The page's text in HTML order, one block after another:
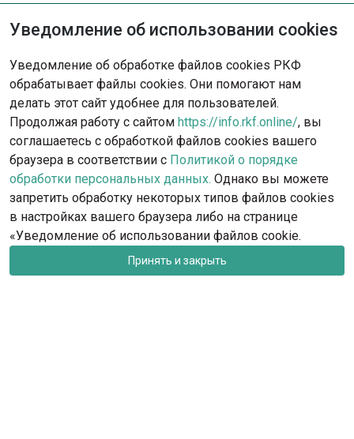
Опишите ситуацию - наша команда
Обратиться в поддержку
Уведомление об использовании cookies
Уведомление об обработке файлов cookies РКФ
обрабатывает файлы cookies. Они помогают нам
делать этот сайт удобнее для пользователей.
Продолжая работу с сайтом https://info.rkf.online/, вы
соглашаетесь с обработкой файлов cookies вашего
браузера в соответствии с Политикой о порядке
обработки персональных данных. Однако вы можете
запретить обработку некоторых типов файлов cookies
в настройках вашего браузера либо на странице
«Уведомление об использовании файлов cookie.
Принять и закрыть